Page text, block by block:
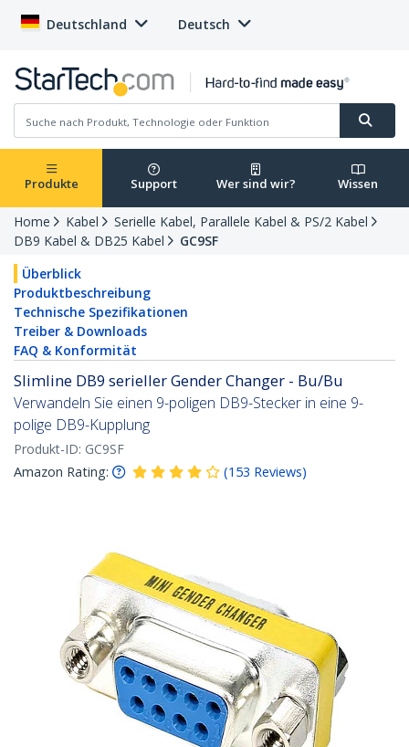
Deutschland Deutsch
Produkte Support Wer sind wir? Wissen
Home Kabel
Serielle Kabel, Parallele Kabel & PS/2 Kabel
DB9 Kabel & DB25 Kabel
GC9SF
Überblick
Produktbeschreibung
Technische Spezifikationen
Treiber & Downloads
FAQ & Konformität
Slimline DB9 serieller Gender Changer - Bu/Bu
Verwandeln Sie einen 9-poligen DB9-Stecker in eine 9-
polige DB9-Kupplung
Produkt-ID: GC9SF
Amazon Rating:
(153 Reviews)